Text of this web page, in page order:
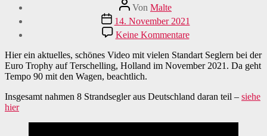
Beitragsautor
Von Malte
Veröffentlichungsdatum
14. November 2021
Keine Kommentarezu
Netzfund
–
Standart
Terschelling
Hier ein aktuelles, schönes Video mit vielen Standart Seglern bei der
Euro Trophy auf Terschelling, Holland im November 2021. Da geht
Tempo 90 mit den Wagen, beachtlich.
Insgesamt nahmen 8 Strandsegler aus Deutschland daran teil – siehe
hier